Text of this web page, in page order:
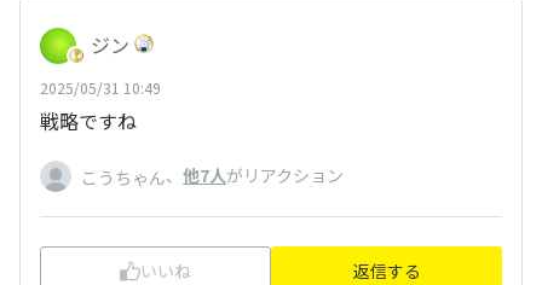
ジン
2025/05/31 10:49
戦略ですね
こうちゃん、 他7人がリアクション
いいね 返信する